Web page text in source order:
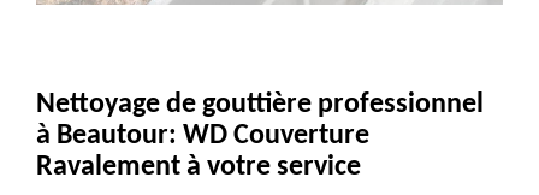
Nettoyage de gouttière professionnel
à Beautour: WD Couverture
Ravalement à votre service